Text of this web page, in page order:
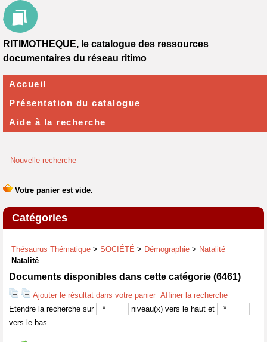
Nouvelle recherche
Catégories
Thésaurus Thématique > SOCIÉTÉ > Démographie > Natalité
Natalité
Documents disponibles dans cette catégorie (6461)
Ajouter le résultat dans votre panier Affiner la recherche
Etendre la recherche sur
niveau(x) vers le haut et
vers le bas
RITIMOTHEQUE, le catalogue des ressources
documentaires du réseau ritimo
Accueil
Présentation du catalogue
Aide à la recherche